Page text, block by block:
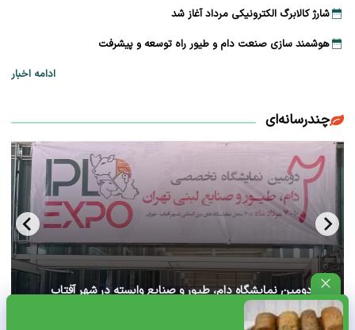
شارژ کالابرگ الکترونیکی مرداد آغاز شد
هوشمند سازی صنعت دام و طیور راه توسعه و پیشرفت
ادامه اخبار
چندرسانه‌ای
آغاز دومین نمایشگاه دام، طیور و صنایع وابسته در شهر آفتاب
تهران+ ویدئو